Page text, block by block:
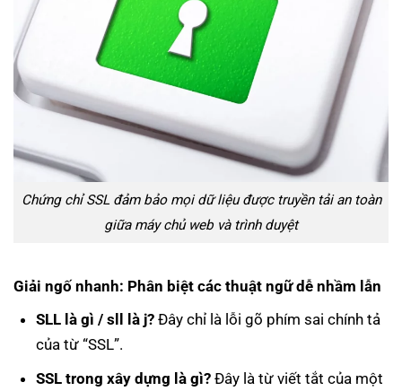
Chứng chỉ SSL đảm bảo mọi dữ liệu được truyền tải an toàn
giữa máy chủ web và trình duyệt
Giải ngố nhanh: Phân biệt các thuật ngữ dễ nhầm lẫn
SLL là gì / sll là j? Đây chỉ là lỗi gõ phím sai chính tả
của từ “SSL”.
SSL trong xây dựng là gì? Đây là từ viết tắt của một